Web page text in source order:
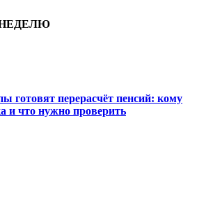
готовят перерасчёт пенсий: кому
и что нужно проверить